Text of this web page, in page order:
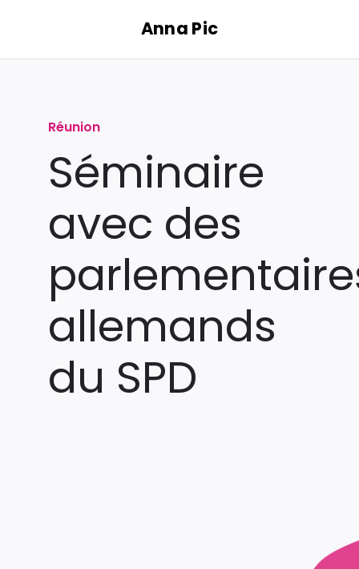
contenu
Anna Pic
Réunion
Séminaire
avec des
allemands
du SPD